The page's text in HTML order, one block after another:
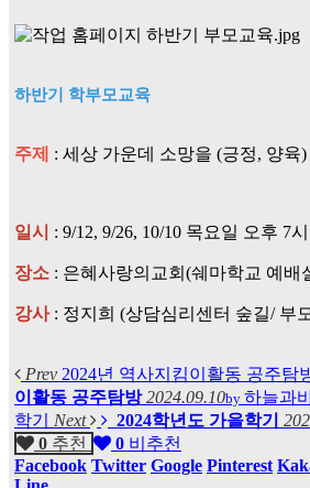
하반기 학부모교육
주제 : 세상 가운데 소망을 (긍정, 양육)
일시 : 9/12, 9/26, 10/10 목요일 오후 7
장소 : 은혜사랑의교회(쉐마학교 예배
강사 : 정지희 (상담심리센터 숲길/ 부
Prev 2024년 역사지킴이활동 공주탐
이활동 공주탐방 2024.09.10by 하늘과
학기 Next 2024학년도 가을학기
0 추천 0 비추천
Facebook Twitter Google Pinterest